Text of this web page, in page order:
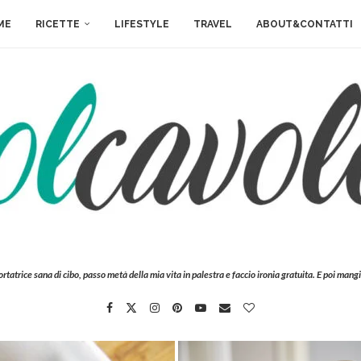
RICETTE LIFESTYLE TRAVEL ABOUT&CONTATTI
sana di cibo, passo metà della mia vita in palestra e faccio ironia gratuita. E poi